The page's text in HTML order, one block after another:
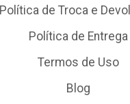
Política de Troca e
Política de Entrega
Termos de Uso
Blog